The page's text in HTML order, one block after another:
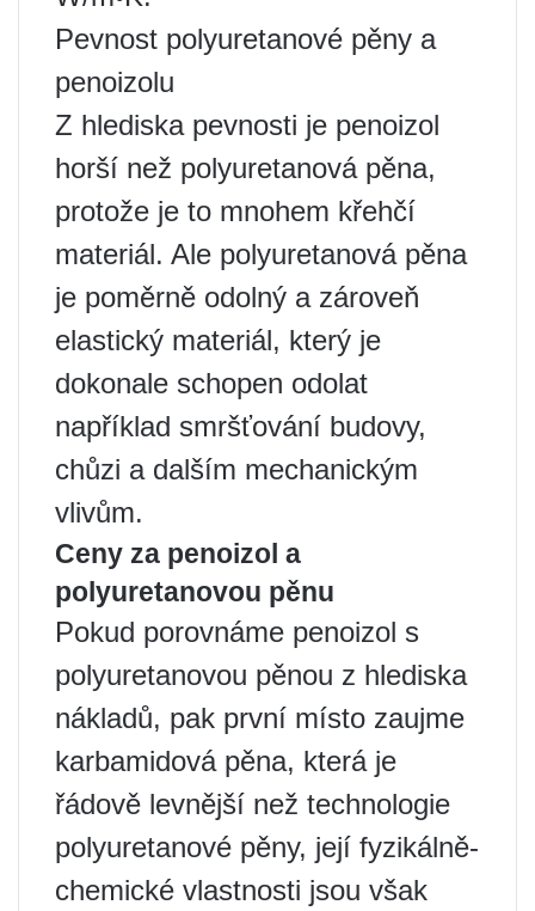
Pevnost polyuretanové pěny a
penoizolu
Z hlediska pevnosti je penoizol
horší než polyuretanová pěna,
protože je to mnohem křehčí
materiál. Ale polyuretanová pěna
je poměrně odolný a zároveň
elastický materiál, který je
dokonale schopen odolat
například smršťování budovy,
chůzi a dalším mechanickým
vlivům.
Ceny za penoizol a
polyuretanovou pěnu
Pokud porovnáme penoizol s
polyuretanovou pěnou z hlediska
nákladů, pak první místo zaujme
karbamidová pěna, která je
řádově levnější než technologie
polyuretanové pěny, její fyzikálně-
chemické vlastnosti jsou však